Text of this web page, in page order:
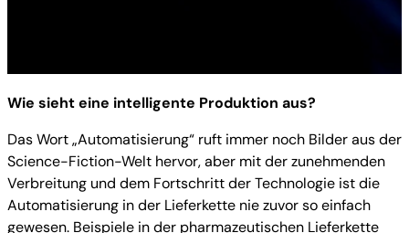
Wie sieht eine intelligente Produktion aus?
Das Wort „Automatisierung“ ruft immer noch Bilder aus der
Science-Fiction-Welt hervor, aber mit der zunehmenden
Verbreitung und dem Fortschritt der Technologie ist die
Automatisierung in der Lieferkette nie zuvor so einfach
gewesen. Beispiele in der pharmazeutischen Lieferkette